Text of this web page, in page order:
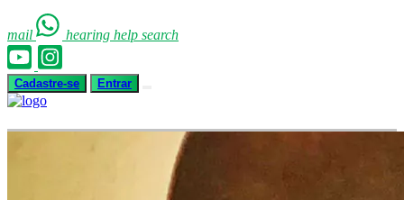
mail hearing help search
Cadastre-se Entrar